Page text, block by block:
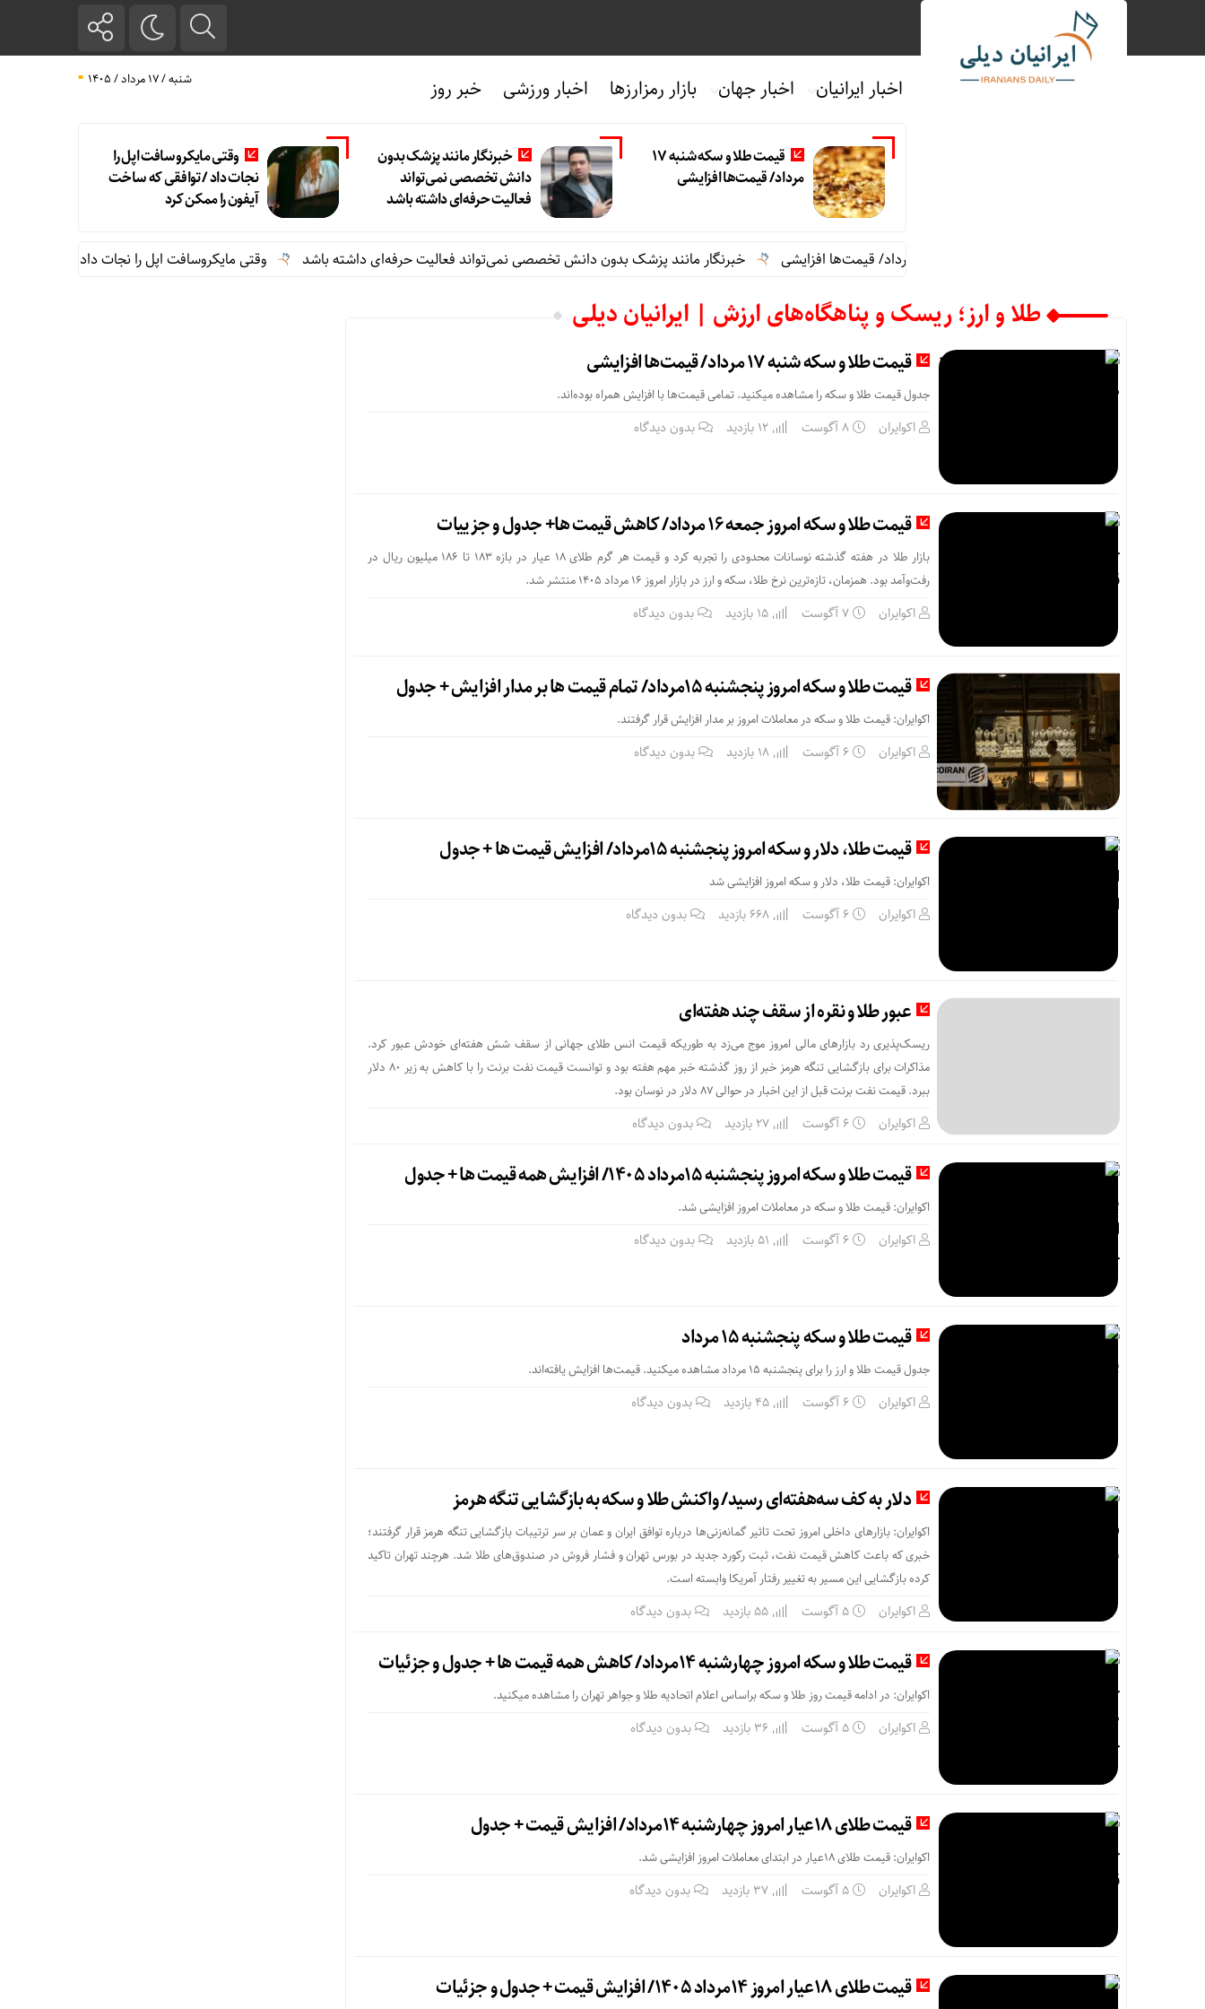
اخبار ایرانیان اخبار جهان بازار رمزارزها اخبار ورزشی خبر روز شنبه / ۱۷ مرداد / ۱۴۰۵
قیمت طلا و سکه شنبه 17
مرداد/ قیمت‌ها افزایشی
خبرنگار مانند پزشک بدون
دانش تخصصی نمی‌تواند
فعالیت حرفه‌ای داشته باشد
وقتی مایکروسافت اپل را
نجات داد / توافقی که ساخت
آیفون را ممکن کرد
خبرنگار مانند پزشک بدون دانش تخصصی نمی‌تواند فعالیت حرفه‌ای داشته باشد وقتی مایکروسافت اپل را نجات داد / توافقی که
طلا و ارز؛ ریسک و پناهگاه‌های ارزش | ایرانیان دیلی
قیمت طلا و سکه شنبه 17 مرداد/ قیمت‌ها افزایشی
جدول قیمت طلا و سکه را مشاهده میکنید. تمامی قیمت‌ها با افزایش همراه بوده‌اند.
اکوایران 8 آگوست بدون دیدگاه
قیمت طلا و سکه امروز جمعه ۱۶ مرداد/ کاهش قیمت ها+ جدول و جزییات
بازار طلا در هفته گذشته نوسانات محدودی را تجربه کرد و قیمت هر گرم طلای ۱۸ عیار در بازه ۱۸۳ تا ۱۸۶ میلیون ریال در
رفت‌وآمد بود. همزمان، تازه‌ترین نرخ طلا، سکه و ارز در بازار امروز ۱۶ مرداد ۱۴۰۵ منتشر شد.
اکوایران 7 آگوست بدون دیدگاه
قیمت طلا و سکه امروز پنجشنبه 15مرداد/ تمام قیمت ها بر مدار افزایش + جدول
اکوایران: قیمت طلا و سکه در معاملات امروز بر مدار افزایش قرار گرفتند.
اکوایران 6 آگوست بدون دیدگاه
قیمت طلا، دلار و سکه امروز پنجشنبه 15مرداد/ افزایش قیمت ها + جدول
اکوایران: قیمت طلا، دلار و سکه امروز افزایشی شد
اکوایران 6 آگوست بدون دیدگاه
عبور طلا و نقره از سقف چند هفته‌ای
ریسک‌پذیری رد بازارهای مالی امروز موج می‌زد به طوریکه قیمت انس طلای جهانی از سقف شش هفته‌ای خودش عبور کرد.
مذاکرات برای بازگشایی تنگه هرمز خبر از روز گذشته خبر مهم هفته بود و توانست قیمت نفت برنت را با کاهش به زیر 80 دلار
ببرد. قیمت نفت برنت قبل از این اخبار در حوالی 87 دلار در نوسان بود.
اکوایران 6 آگوست بدون دیدگاه
قیمت طلا و سکه امروز پنجشنبه 15مرداد 1405/ افزایش همه قیمت ها + جدول
اکوایران: قیمت طلا و سکه در معاملات امروز افزایشی شد.
اکوایران 6 آگوست بدون دیدگاه
قیمت طلا و سکه پنجشنبه 15 مرداد
جدول قیمت طلا و ارز را برای پنجشنبه 15 مرداد مشاهده میکنید. قیمت‌ها افزایش یافته‌اند.
اکوایران 6 آگوست بدون دیدگاه
دلار به کف سه‌هفته‌ای رسید/ واکنش طلا و سکه به بازگشایی تنگه هرمز
اکوایران: بازارهای داخلی امروز تحت تاثیر گمانه‌زنی‌ها درباره توافق ایران و عمان بر سر ترتیبات بازگشایی تنگه هرمز قرار گرفتند؛
خبری که باعث کاهش قیمت نفت، ثبت رکورد جدید در بورس تهران و فشار فروش در صندوق‌های طلا شد. هرچند تهران تاکید
کرده بازگشایی این مسیر به تغییر رفتار آمریکا وابسته است.
اکوایران 5 آگوست بدون دیدگاه
قیمت طلا و سکه امروز چهارشنبه 14مرداد/ کاهش همه قیمت ها + جدول و جزئیات
اکوایران: در ادامه قیمت روز طلا و سکه براساس اعلام اتحادیه طلا و جواهر تهران را مشاهده میکنید.
اکوایران 5 آگوست بدون دیدگاه
قیمت طلای 18عیار امروز چهارشنبه 14مرداد/ افزایش قیمت + جدول
اکوایران: قیمت طلای 18عیار در ابتدای معاملات امروز افزایشی شد.
اکوایران 5 آگوست بدون دیدگاه
قیمت طلای 18عیار امروز 14مرداد 1405/ افزایش قیمت + جدول و جزئیات